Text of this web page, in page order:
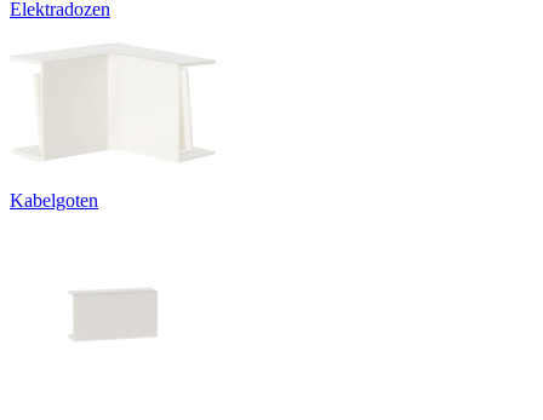
Elektradozen
Kabelgoten